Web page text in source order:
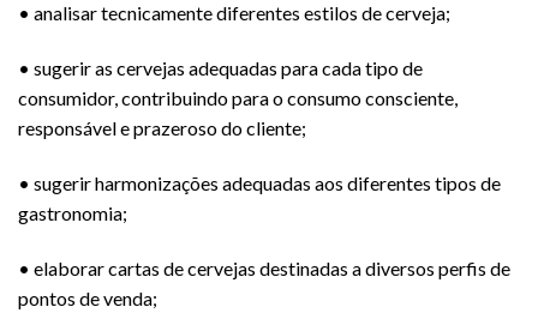
• analisar tecnicamente diferentes estilos de cerveja;
• sugerir as cervejas adequadas para cada tipo de
consumidor, contribuindo para o consumo consciente,
responsável e prazeroso do cliente;
• sugerir harmonizações adequadas aos diferentes tipos de
gastronomia;
• elaborar cartas de cervejas destinadas a diversos perfis de
pontos de venda;